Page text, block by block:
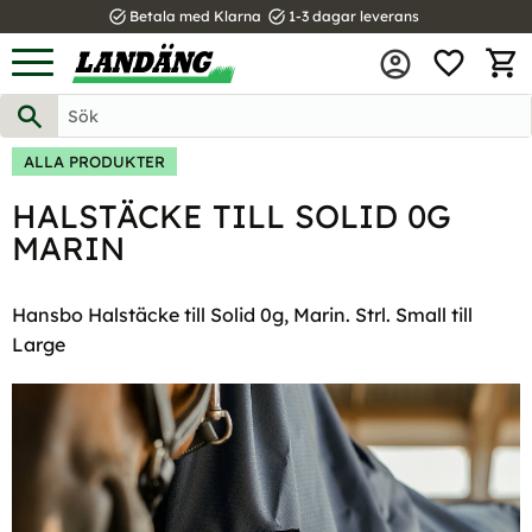
Meny
task_alt Betala med Klarna task_alt 1-3 dagar leverans
ALLA PRODUKTER
HALSTÄCKE TILL SOLID 0G
MARIN
Hansbo Halstäcke till Solid 0g, Marin. Strl. Small till
Large